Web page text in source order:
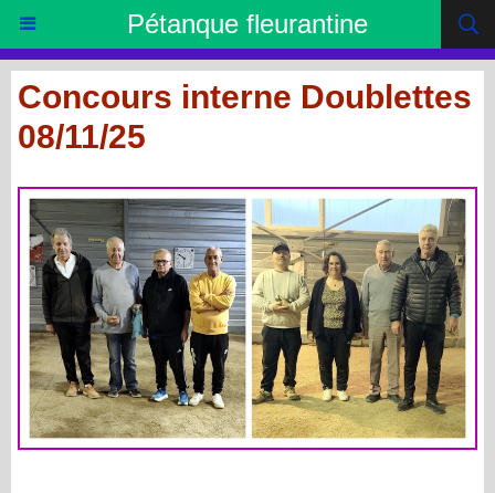
Pétanque fleurantine
Concours interne Doublettes
08/11/25